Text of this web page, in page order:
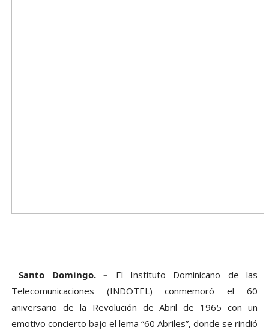
Santo Domingo. – El Instituto Dominicano de las
Telecomunicaciones (INDOTEL) conmemoró el 60
aniversario de la Revolución de Abril de 1965 con un
emotivo concierto bajo el lema “60 Abriles”, donde se rindió